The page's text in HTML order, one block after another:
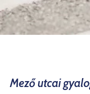
Kultúra
Keresés
Mező utcai